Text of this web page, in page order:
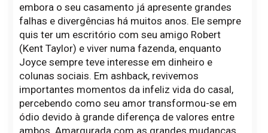
embora o seu casamento já apresente grandes
falhas e divergências há muitos anos. Ele sempre
quis ter um escritório com seu amigo Robert
(Kent Taylor) e viver numa fazenda, enquanto
Joyce sempre teve interesse em dinheiro e
colunas sociais. Em ashback, revivemos
importantes momentos da infeliz vida do casal,
percebendo como seu amor transformou-se em
ódio devido à grande diferença de valores entre
ambos. Amargurada com as grandes mudanças